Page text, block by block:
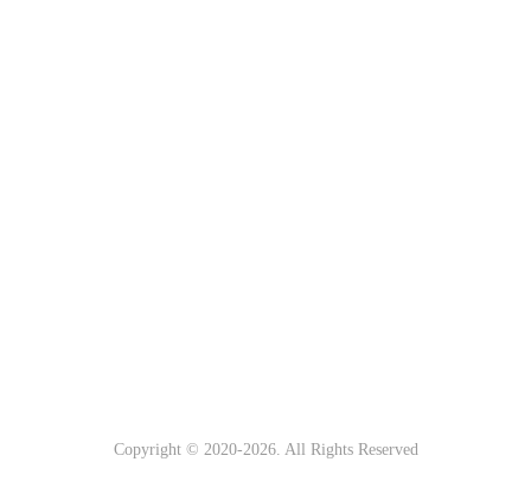
Copyright © 2020-2026. All Rights Reserved